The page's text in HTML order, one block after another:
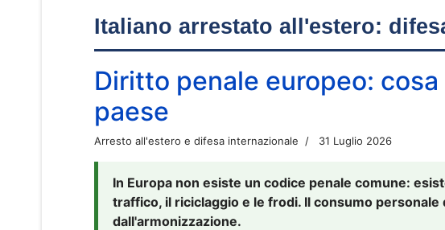
Italiano arrestato all'estero:
Diritto penale europeo:
paese
Arresto all'estero e difesa internazionale 31 Luglio 2026
In Europa non esiste un codice penale comune:
traffico, il riciclaggio e le frodi. Il consumo personale
dall'armonizzazione.